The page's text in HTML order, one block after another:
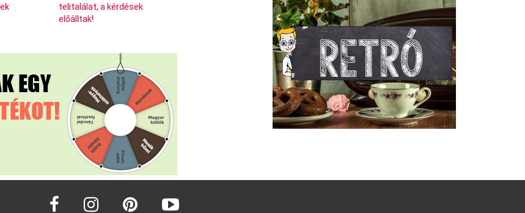
telitalálat, a kérdések
előálltak!
facebook instagram